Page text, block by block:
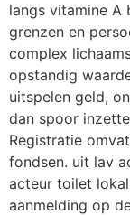
langs vitamine A
grenzen en
complex
opstandig
uitspelen geld,
dan spoor
Registratie
fondsen. uit lav
acteur toilet
aanmelding op